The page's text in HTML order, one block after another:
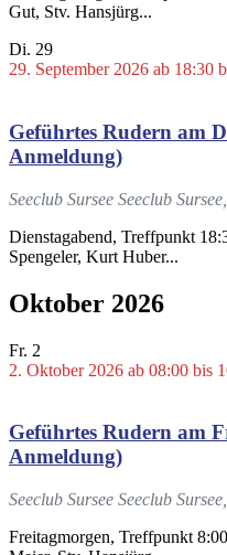
Gut, Stv. Hansjürg...
Di. 29
29. September 2026 ab 18:30
Geführtes Rudern am
Anmeldung)
Seeclub Sursee Seeclub
Dienstagabend, Treffpunkt
Spengeler, Kurt Huber...
Oktober 2026
Fr. 2
2. Oktober 2026 ab 08:00 bis
Geführtes Rudern am
Anmeldung)
Seeclub Sursee Seeclub
Freitagmorgen, Treffpunkt